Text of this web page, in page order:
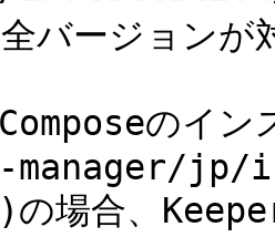
バージョンが
のイ
manager/
合、Keeper